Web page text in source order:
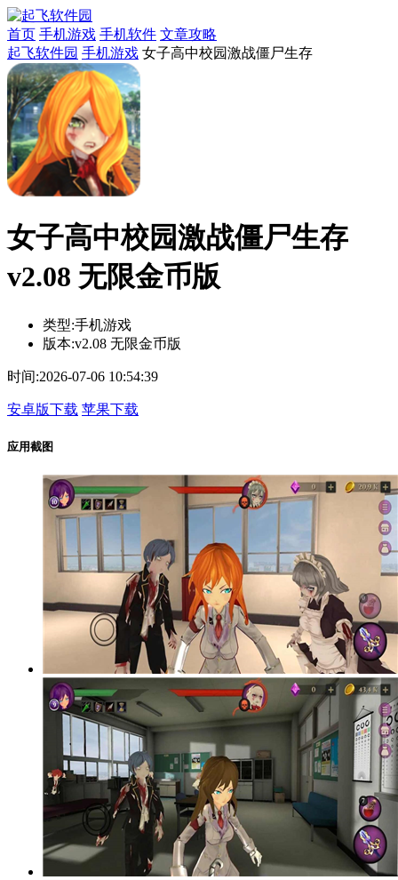
首页 手机游戏 手机软件 文章攻略
起飞软件园 手机游戏 女子高中校园激战僵尸生存
女子高中校园激战僵尸生存
v2.08 无限金币版
类型:手机游戏
版本:v2.08 无限金币版
时间:2026-07-06 10:54:39
安卓版下载 苹果下载
应用截图